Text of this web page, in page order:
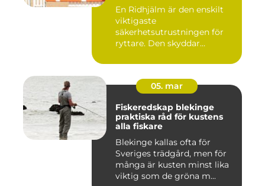
En Ridhjälm är den enskilt
viktigaste
säkerhetsutrustningen för
ryttare. Den skyddar
05. mar
Fiskeredskap blekinge
praktiska råd för kustens
alla fiskare
Blekinge kallas ofta för
Sveriges trädgård, men för
många är kusten minst lika
viktig som de gröna m...